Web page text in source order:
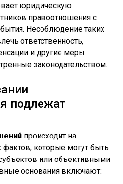
юридическую
правоотношения с
Несоблюдение таких
ответственность,
и другие меры
законодательством.
подлежат
происходит на
которые могут быть
или объективными
основания включают: